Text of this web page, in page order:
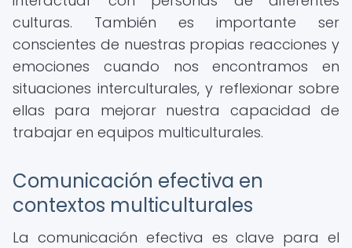
culturas. También es importante ser
conscientes de nuestras propias reacciones y
emociones cuando nos encontramos en
situaciones interculturales, y reflexionar sobre
ellas para mejorar nuestra capacidad de
trabajar en equipos multiculturales.
Comunicación efectiva en
contextos multiculturales
La comunicación efectiva es clave para el